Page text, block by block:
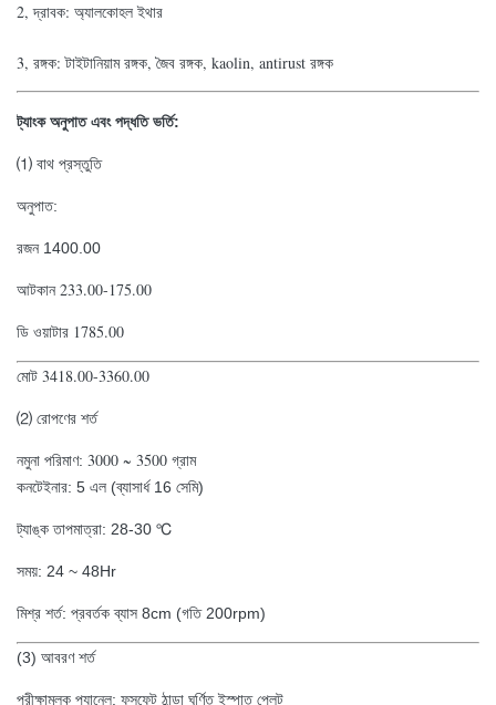
2, দ্রাবক: অ্যালকোহল ইথার
3, রঙ্গক: টাইটানিয়াম রঙ্গক, জৈব রঙ্গক, kaolin, antirust রঙ্গক
ট্যাংক অনুপাত এবং পদ্ধতি ভর্তি:
⑴ বাথ প্রস্তুতি
অনুপাত:
রজন 1400.00
আটকান233.00-175.00
ডি ওয়াটার 1785.00
মোট 3418.00-3360.00
⑵ রোপণের শর্ত
নমুনা পরিমাণ: 3000 ~ 3500 গ্রাম
কনটেইনার: 5 এল (ব্যাসার্ধ 16 সেমি)
ট্যাঙ্ক তাপমাত্রা: 28-30 ℃
সময়: 24 ~ 48Hr
মিশ্র শর্ত: প্রবর্তক ব্যাস 8cm (গতি 200rpm)
(3) আবরণ শর্ত
পরীক্ষামূলক প্যানেল: ফসফেট ঠান্ডা ঘূর্ণিত ইস্পাত প্লেট